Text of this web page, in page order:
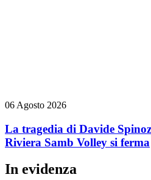
06 Agosto 2026
La tragedia di Davide
Riviera Samb Volley si ferma
In evidenza